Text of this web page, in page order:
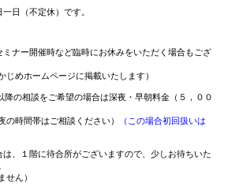
日（不定休）です。
ナー開催時など臨時にお休みをいただく場合もござ
めホームページに掲載いたします）
の相談をご希望の場合は深夜・早朝料金（５，００
時間帯はご相談ください）
（この場合初回扱いは
、１階に待合所がございますので、少しお待ちいた
せん）